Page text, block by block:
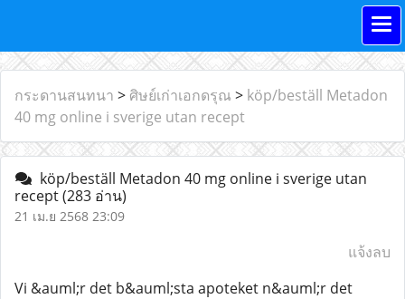
กระดานสนทนา > ศิษย์เก่าเอกดรุณ > köp/beställ Metadon
40 mg online i sverige utan recept
köp/beställ Metadon 40 mg online i sverige utan
recept(283 อ่าน)
21 เม.ย 2568 23:09
แจ้งลบ
Vi &auml;r det b&auml;sta apoteket n&auml;r det